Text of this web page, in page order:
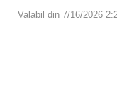
Valabil din 7/16/2026